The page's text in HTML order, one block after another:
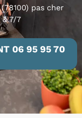
pas cher
7/7
06 95 95 70